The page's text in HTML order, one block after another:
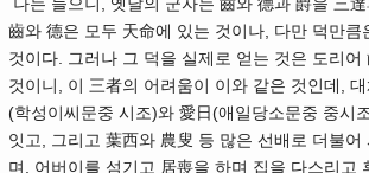
齒와 德은 모두 天命에 있는 것이나, 다만 덕만큼
것이다. 그러나 그 덕을 실제로 얻는 것은 도리어
것이니, 이 三者의 어려움이 이와 같은 것인데,
(학성이씨문중 시조)와 愛日(애일당소문중 중시
잇고, 그리고 葉西와 農叟 등 많은 선배로 더불어
며, 어버이를 섬기고 居喪을 하며 집을 다스리고